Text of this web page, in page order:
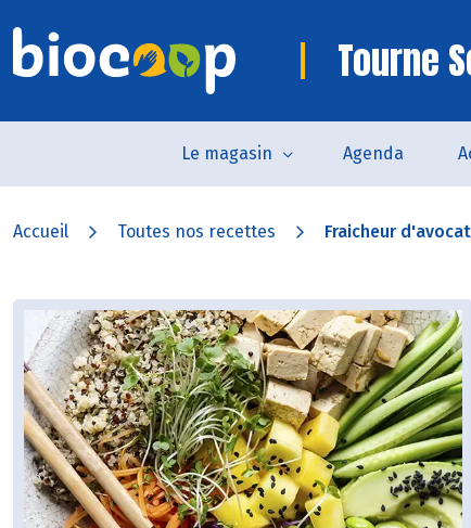
Tourne
Le magasin Agenda
Accueil Toutes nos recettes Fraicheur